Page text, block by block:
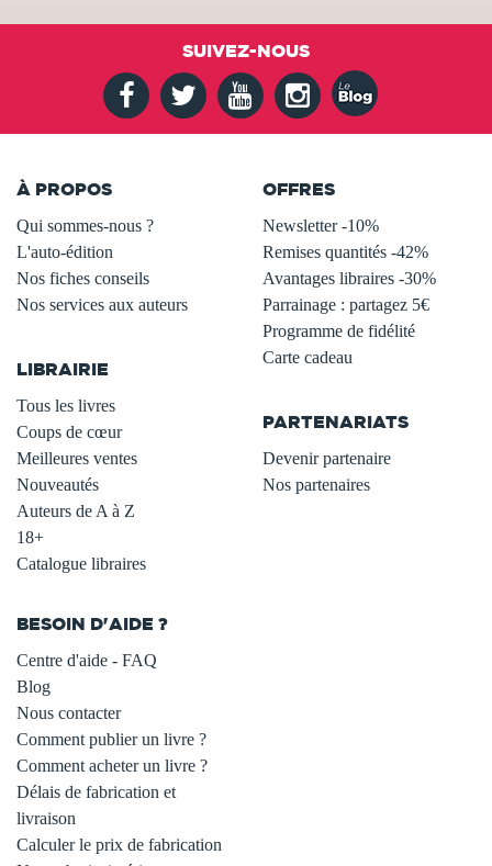
SUIVEZ-NOUS
À PROPOS
Qui sommes-nous ?
L'auto-édition
Nos fiches conseils
Nos services aux auteurs
LIBRAIRIE
Tous les livres
Coups de cœur
Meilleures ventes
Nouveautés
Auteurs de A à Z
18+
Catalogue libraires
OFFRES
Newsletter -10%
Remises quantités -42%
Avantages libraires -30%
Parrainage : partagez 5€
Programme de fidélité
Carte cadeau
PARTENARIATS
Devenir partenaire
Nos partenaires
BESOIN D'AIDE ?
Centre d'aide - FAQ
Blog
Nous contacter
Comment publier un livre ?
Comment acheter un livre ?
Délais de fabrication et
livraison
Calculer le prix de fabrication